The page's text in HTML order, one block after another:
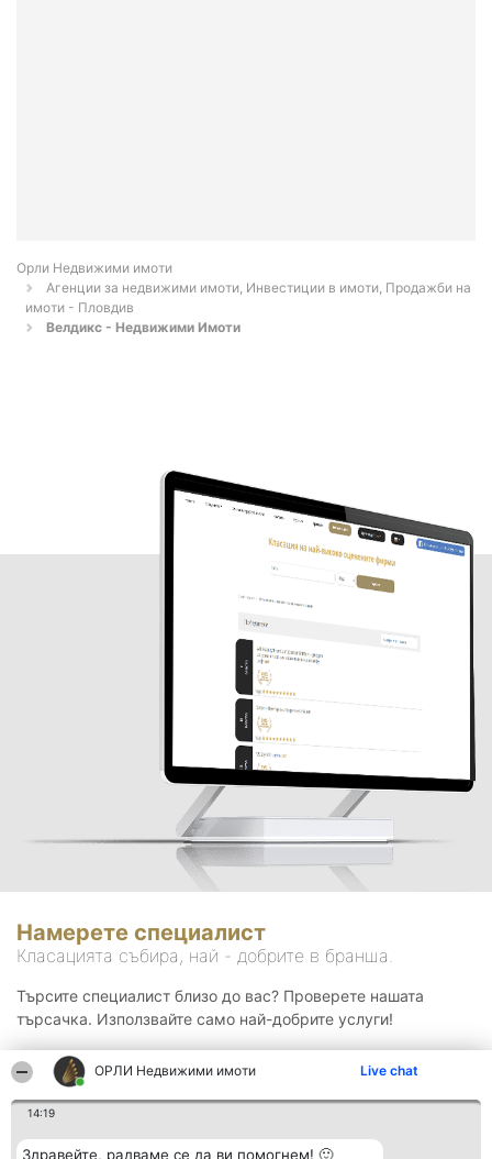
ОРЛИ Недвижими имоти Live chat
14:19
Здравейте, радваме се да ви помогнем! 🙂
Орли Недвижими имоти
Агенции за недвижими имоти, Инвестиции в имоти, Продажби на
имоти - Пловдив
Велдикс - Недвижими Имоти
Намерете специалист
Класацията събира, най - добрите в бранша.
Търсите специалист близо до вас? Проверете нашата
търсачка. Използвайте само най-добрите услуги!